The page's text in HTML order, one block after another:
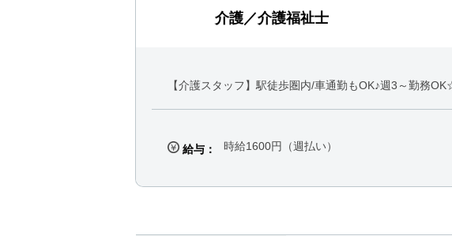
介護／介護福祉士
【介護スタッフ】駅徒歩圏内/車通勤もOK♪週3～勤務
給与： 時給1600円（週払い）